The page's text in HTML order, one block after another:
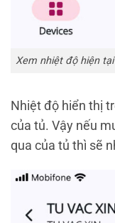
Xem nhiệt độ hiện
Nhiệt độ hiển thị
của tủ. Vậy nếu
qua của tủ thì sẽ